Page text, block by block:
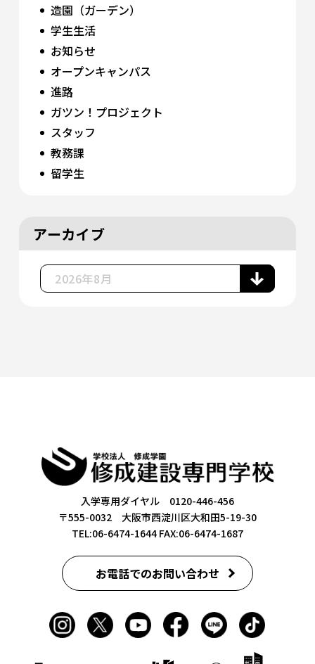
造園（ガーデン）
学生生活
お知らせ
オープンキャンパス
進路
ガツン！プロジェクト
スタッフ
教務課
留学生
アーカイブ
入学専用ダイヤル 0120-446-456
〒555-0032 大阪市西淀川区大和田5-19-30
TEL:06-6474-1644FAX:06-6474-1687
お電話でのお問い合わせ